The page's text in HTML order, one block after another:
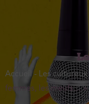
Accueil- Les cultureux
femmes, les meufs… »